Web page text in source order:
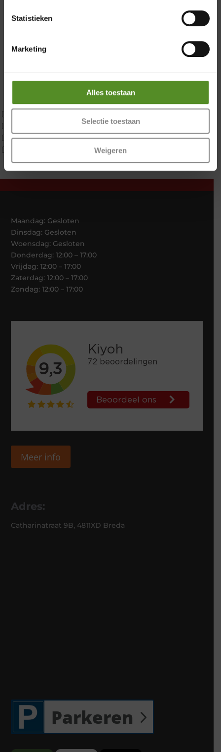
Statistieken
Marketing
Alles toestaan
Selectie toestaan
Weigeren
1 persoon
Twijfelaar
Koudschuim
Traagschuim
Tweepersoons 1 kern product
Tweepersoons 2 kernen
Webshop Only Collectie
Maandag: Gesloten
Dinsdag: Gesloten
Woensdag: Gesloten
Donderdag: 12:00 – 17:00
Vrijdag: 12:00 – 17:00
Zaterdag: 12:00 – 17:00
Zondag: 12:00 – 17:00
Meer info
Adres:
Catharinatraat 9B, 4811XD Breda
Parkeren
Zaterdag 12:00 – 17:00